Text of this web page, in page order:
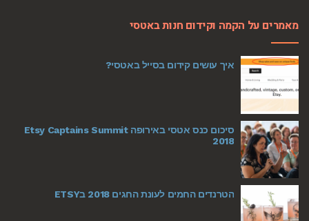
מאמרים על הקמה וקידום חנות באטסי
איך עושים קידום בסייל באטסי?
סיכום כנס אטסי באירופה Etsy Captains Summit
2018
הטרנדים החמים לעונת החגים 2018 בETSY